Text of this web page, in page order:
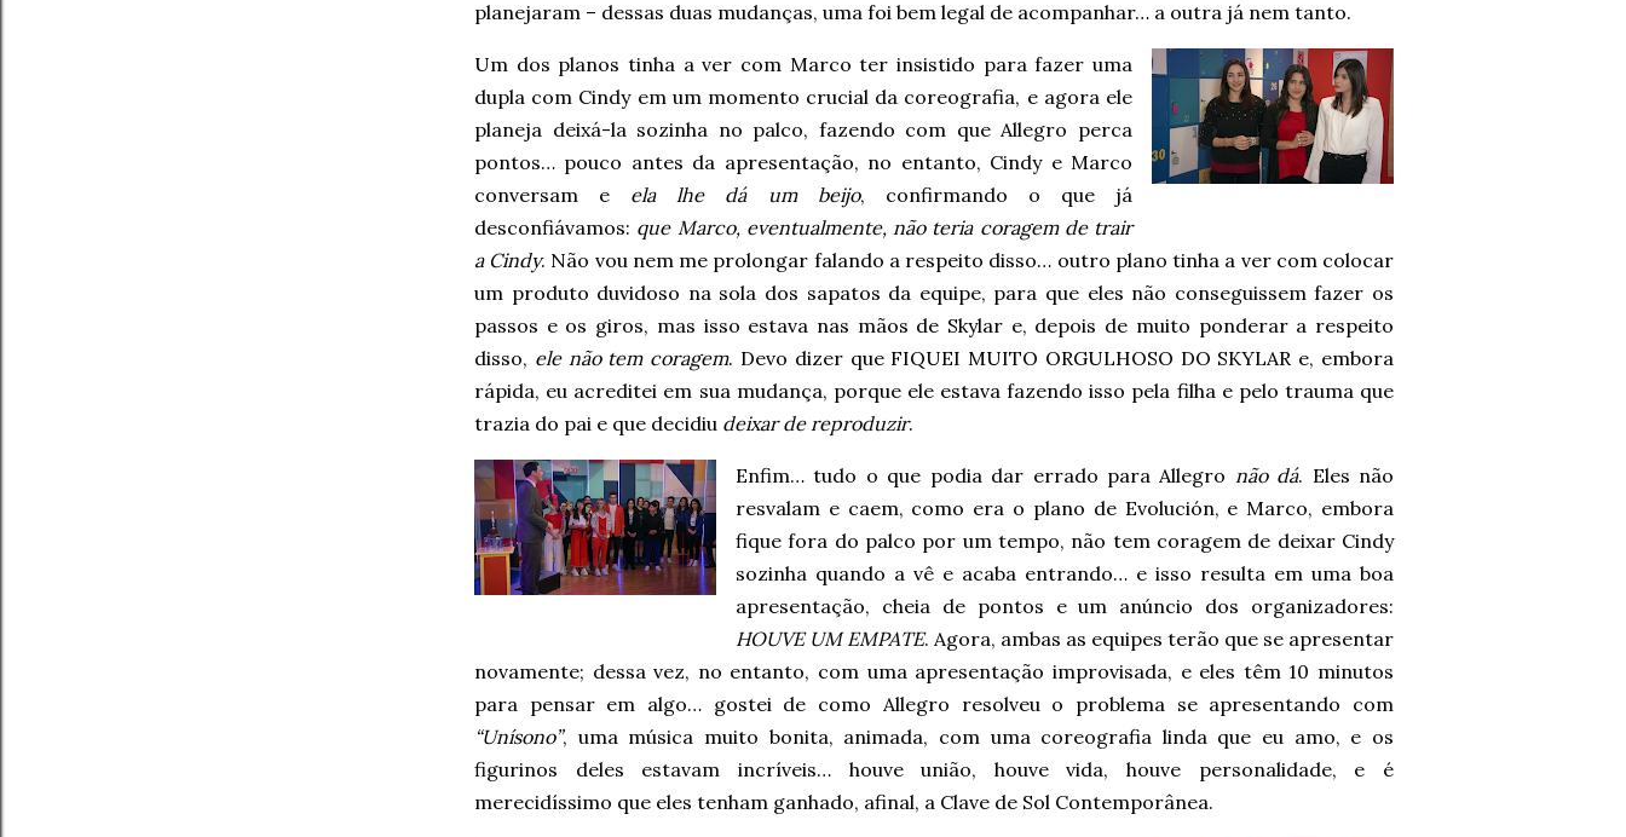
planejaram – dessas duas mudanças, uma foi bem legal de acompanhar… a outra já nem tanto.
Um dos planos tinha a ver com Marco ter insistido para fazer uma
dupla com Cindy em um momento crucial da coreografia, e agora ele
planeja deixá-la sozinha no palco, fazendo com que Allegro perca
pontos… pouco antes da apresentação, no entanto, Cindy e Marco
conversam e ela lhe dá um beijo, confirmando o que já
desconfiávamos: que Marco, eventualmente, não teria coragem de trair
a Cindy. Não vou nem me prolongar falando a respeito disso… outro plano tinha a ver com colocar
um produto duvidoso na sola dos sapatos da equipe, para que eles não conseguissem fazer os
passos e os giros, mas isso estava nas mãos de Skylar e, depois de muito ponderar a respeito
disso, ele não tem coragem. Devo dizer que FIQUEI MUITO ORGULHOSO DO SKYLAR e, embora
rápida, eu acreditei em sua mudança, porque ele estava fazendo isso pela filha e pelo trauma que
trazia do pai e que decidiu deixar de reproduzir.
Enfim… tudo o que podia dar errado para Allegro não dá. Eles não
resvalam e caem, como era o plano de Evolución, e Marco, embora
fique fora do palco por um tempo, não tem coragem de deixar Cindy
sozinha quando a vê e acaba entrando… e isso resulta em uma boa
apresentação, cheia de pontos e um anúncio dos organizadores:
HOUVE UM EMPATE. Agora, ambas as equipes terão que se apresentar
novamente; dessa vez, no entanto, com uma apresentação improvisada, e eles têm 10 minutos
para pensar em algo… gostei de como Allegro resolveu o problema se apresentando com
“Unísono”, uma música muito bonita, animada, com uma coreografia linda que eu amo, e os
figurinos deles estavam incríveis… houve união, houve vida, houve personalidade, e é
merecidíssimo que eles tenham ganhado, afinal, a Clave de Sol Contemporânea.